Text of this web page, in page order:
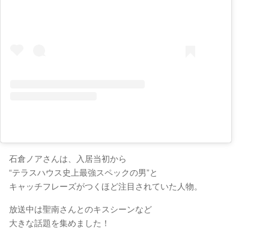
石倉ノアさんは、入居当初から
“テラスハウス史上最強スペックの男”と
キャッチフレーズがつくほど注目されていた人物。
放送中は聖南さんとのキスシーンなど
大きな話題を集めました！